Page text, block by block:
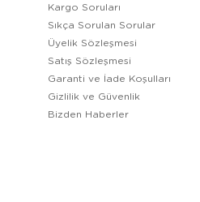
Kargo Soruları
Sıkça Sorulan Sorular
Üyelik Sözleşmesi
Satış Sözleşmesi
Garanti ve İade Koşulları
Gizlilik ve Güvenlik
Bizden Haberler